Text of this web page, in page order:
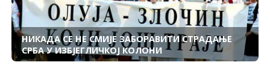
НИКАДА СЕ НЕ СМИЈЕ ЗАБОРАВИТИ СТРАДАЊЕ
СРБА У ИЗБЈЕГЛИЧКОЈ КОЛОНИ